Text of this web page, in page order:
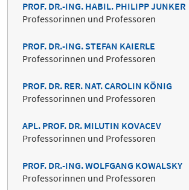
PROF. DR.-ING. HABIL. PHILIPP JUNKER
Professorinnen und Professoren
PROF. DR.-ING. STEFAN KAIERLE
Professorinnen und Professoren
PROF. DR. RER. NAT. CAROLIN KÖNIG
Professorinnen und Professoren
APL. PROF. DR. MILUTIN KOVACEV
Professorinnen und Professoren
PROF. DR.-ING. WOLFGANG KOWALSKY
Professorinnen und Professoren